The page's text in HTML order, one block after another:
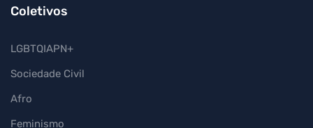
Coletivos
LGBTQIAPN+
Sociedade Civil
Afro
Feminismo